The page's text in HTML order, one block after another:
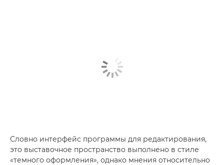
Словно интерфейс программы для редактирования,
это выставочное пространство выполнено в стиле
«темного оформления», однако мнения относительно